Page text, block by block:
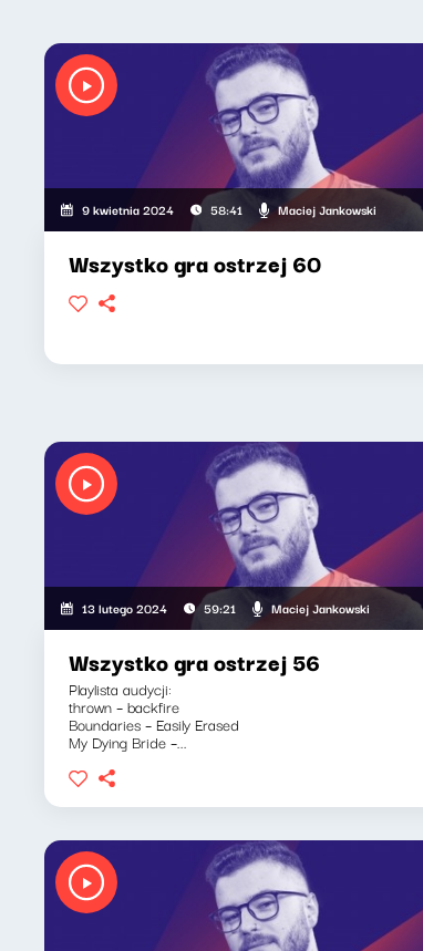
9 kwietnia 2024 58:41 Maciej Jankowski
Wszystko gra ostrzej 60
13 lutego 2024 59:21 Maciej Jankowski
Wszystko gra ostrzej 56
Playlista audycji:
thrown – backfire
Boundaries – Easily Erased
My Dying Bride –...